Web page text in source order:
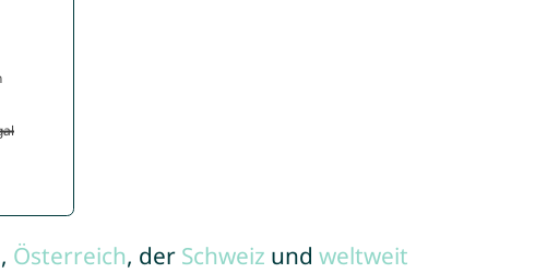
, Österreich, der Schweiz und weltweit